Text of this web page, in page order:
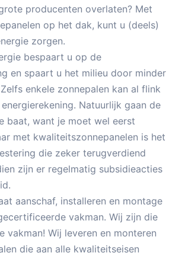
producenten overlaten? Met
op het dak, kunt u (deels)
zorgen.
bespaart u op de
en spaart u het milieu door minder
enkele zonnepalen kan al flink
Natuurlijk gaan de
baat, want je moet wel eerst
met kwaliteitszonnepanelen is het
die zeker terugverdiend
zijn er regelmatig subsidieacties
aanschaf, installeren en montage
vakman. Wij zijn die
vakman! Wij leveren en monteren
die aan alle kwaliteitseisen